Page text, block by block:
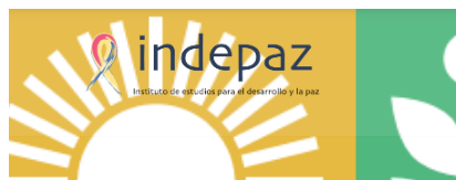
contenido